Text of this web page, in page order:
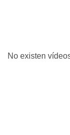
No existen